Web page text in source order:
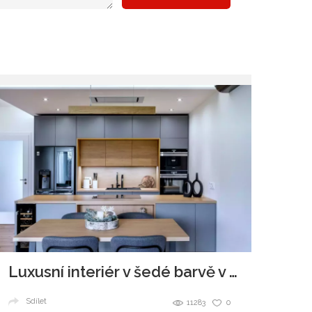
Luxusní interiér v šedé barvě v kombinaci se dřevem
0
11283
Sdílet